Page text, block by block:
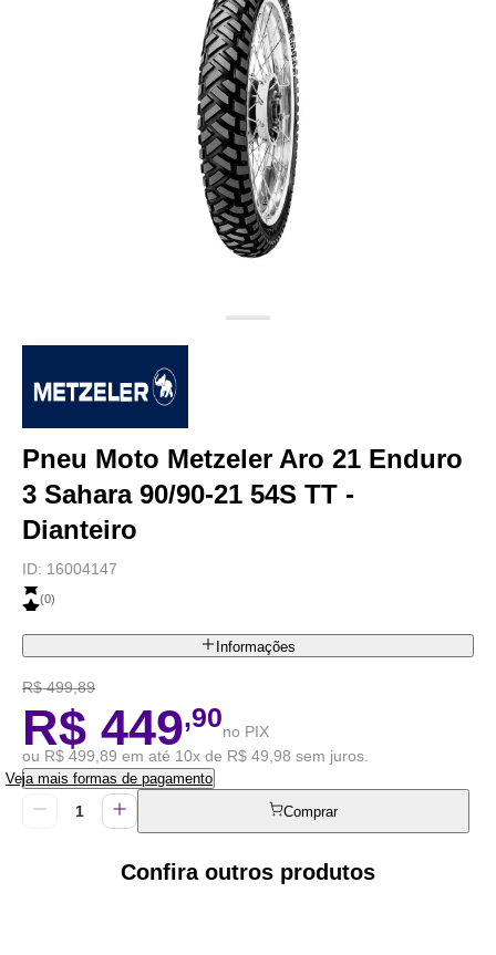
Pneu Moto Metzeler Aro 21 Enduro
3 Sahara 90/90-21 54S TT -
Dianteiro
ID: 16004147
(0)
Informações
R$ 499,89
R$ 449,90no PIX
ou R$ 499,89 em até 10x de R$ 49,98 sem juros.
Veja mais formas de pagamento
Comprar
Confira outros produtos